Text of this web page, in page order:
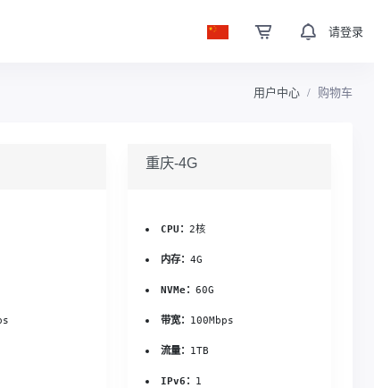
请登录
用户中心 购物车
重庆-4G
CPU： 2核
内存： 4G
NVMe： 60G
带宽： 100Mbps
流量： 1TB
IPv6： 1